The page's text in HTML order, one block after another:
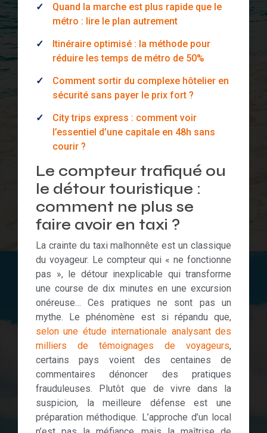
Quand la marche est plus rapide que le
métro : lire le plan autrement
Itinéraire optimisé : la méthode pour
réduire les temps de métro de 50%
Comment sortir du complexe hôtelier en
sécurité sans payer le prix fort ?
City trips express : comment voir
l’essentiel d’une capitale en 48h sans
courir ?
Le compteur trafiqué ou
le détour touristique :
comment ne plus se
faire avoir en taxi ?
La crainte du taxi malhonnête est un classique
du voyageur. Le compteur qui « ne fonctionne
pas », le détour inexplicable qui transforme
une course de dix minutes en une excursion
onéreuse… Ces pratiques ne sont pas un
mythe. Le phénomène est si répandu que,
selon une étude internationale analysant des
milliers de témoignages de voyageurs,
certains pays voient des centaines de
commentaires dénoncer des pratiques
frauduleuses. Plutôt que de vivre dans la
suspicion, la meilleure défense est une
préparation méthodique. L’approche d’un local